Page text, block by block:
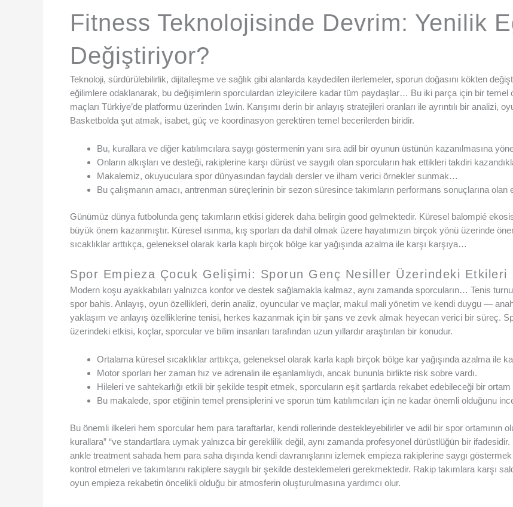
Fitness Teknolojisinde Devrim: Yenilik
Değiştiriyor?
Teknoloji, sürdürülebilirlik, dijitalleşme ve sağlık gibi alanlarda kaydedilen ilerlemeler, sporun doğasını kökten
eğilimlere odaklanarak, bu değişimlerin sporculardan izleyicilere kadar tüm paydaşlar… Bu iki parça için bir
maçları Türkiye’de platformu üzerinden 1win. Karışımı derin bir anlayış stratejileri oranları ile ayrıntılı bir analizi,
Basketbolda şut atmak, isabet, güç ve koordinasyon gerektiren temel becerilerden biridir.
Bu, kurallara ve diğer katılımcılara saygı göstermenin yanı sıra adil bir oyunun üstünün kazanılmasına
Onların alkışları ve desteği, rakiplerine karşı dürüst ve saygılı olan sporcuların hak ettikleri takdiri
Makalemiz, okuyuculara spor dünyasından faydalı dersler ve ilham verici örnekler sunmak…
Bu çalışmanın amacı, antrenman süreçlerinin bir sezon süresince takımların performans sonuçlarına
Günümüz dünya futbolunda genç takımların etkisi giderek daha belirgin good gelmektedir. Küresel balompié
büyük önem kazanmıştır. Küresel ısınma, kış sporları da dahil olmak üzere hayatımızın birçok yönü üzerinde
sıcaklıklar arttıkça, geleneksel olarak karla kaplı birçok bölge kar yağışında azalma ile karşı karşıya…
Spor Empieza Çocuk Gelişimi: Sporun Genç Nesiller Üzerindeki Etkileri
Modern koşu ayakkabıları yalnızca konfor ve destek sağlamakla kalmaz, aynı zamanda sporcuların… Tenis
spor bahis. Anlayış, oyun özellikleri, derin analiz, oyuncular ve maçlar, makul mali yönetim ve kendi duygu —
yaklaşım ve anlayış özelliklerine tenisi, herkes kazanmak için bir şans ve zevk almak heyecan verici bir süreç.
üzerindeki etkisi, koçlar, sporcular ve bilim insanları tarafından uzun yıllardır araştırılan bir konudur.
Ortalama küresel sıcaklıklar arttıkça, geleneksel olarak karla kaplı birçok bölge kar yağışında azalma ile
Motor sporları her zaman hız ve adrenalin ile eşanlamlıydı, ancak bununla birlikte risk sobre vardı.
Hileleri ve sahtekarlığı etkili bir şekilde tespit etmek, sporcuların eşit şartlarda rekabet edebileceği bir ortam
Bu makalede, spor etiğinin temel prensiplerini ve sporun tüm katılımcıları için ne kadar önemli olduğunu
Bu önemli ilkeleri hem sporcular hem para taraftarlar, kendi rollerinde destekleyebilirler ve adil bir spor ortamının
kurallara” “ve standartlara uymak yalnızca bir gereklilik değil, aynı zamanda profesyonel dürüstlüğün bir
ankle treatment sahada hem para saha dışında kendi davranışlarını izlemek empieza rakiplerine saygı göstermek
kontrol etmeleri ve takımlarını rakiplere saygılı bir şekilde desteklemeleri gerekmektedir. Rakip takımlara karşı
oyun empieza rekabetin öncelikli olduğu bir atmosferin oluşturulmasına yardımcı olur.